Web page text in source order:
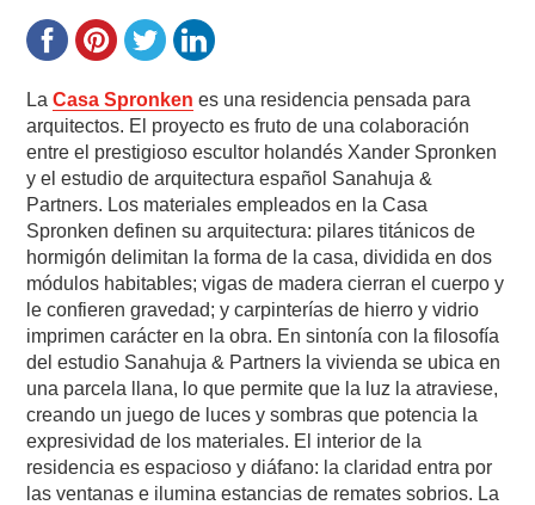
LaCasa Spronken es una residencia pensada para
arquitectos. El proyecto es fruto de una colaboración
entre el prestigioso escultor holandés Xander Spronken
y el estudio de arquitectura español Sanahuja &
Partners. Los materiales empleados en la Casa
Spronken definen su arquitectura: pilares titánicos de
hormigón delimitan la forma de la casa, dividida en dos
módulos habitables; vigas de madera cierran el cuerpo y
le confieren gravedad; y carpinterías de hierro y vidrio
imprimen carácter en la obra. En sintonía con la filosofía
del estudio Sanahuja & Partners la vivienda se ubica en
una parcela llana, lo que permite que la luz la atraviese,
creando un juego de luces y sombras que potencia la
expresividad de los materiales. El interior de la
residencia es espacioso y diáfano: la claridad entra por
las ventanas e ilumina estancias de remates sobrios. La